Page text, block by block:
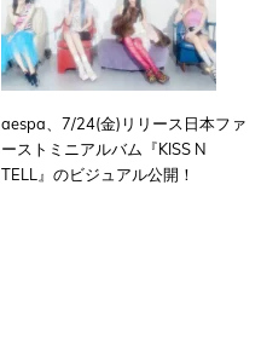
aespa、7/24(金)リリース日本ファ
ーストミニアルバム『KISS N
TELL』のビジュアル公開！